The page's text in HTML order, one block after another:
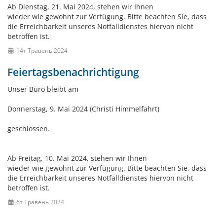
Ab Dienstag, 21. Mai 2024, stehen wir Ihnen
wieder wie gewohnt zur Verfügung. Bitte beachten Sie, dass
die Erreichbarkeit unseres Notfalldienstes hiervon nicht
betroffen ist.
14т Травень 2024
Feiertagsbenachrichtigung
Unser Büro bleibt am
Donnerstag, 9. Mai 2024 (Christi Himmelfahrt)
geschlossen.
Ab Freitag, 10. Mai 2024, stehen wir Ihnen
wieder wie gewohnt zur Verfügung. Bitte beachten Sie, dass
die Erreichbarkeit unseres Notfalldienstes hiervon nicht
betroffen ist.
6т Травень 2024